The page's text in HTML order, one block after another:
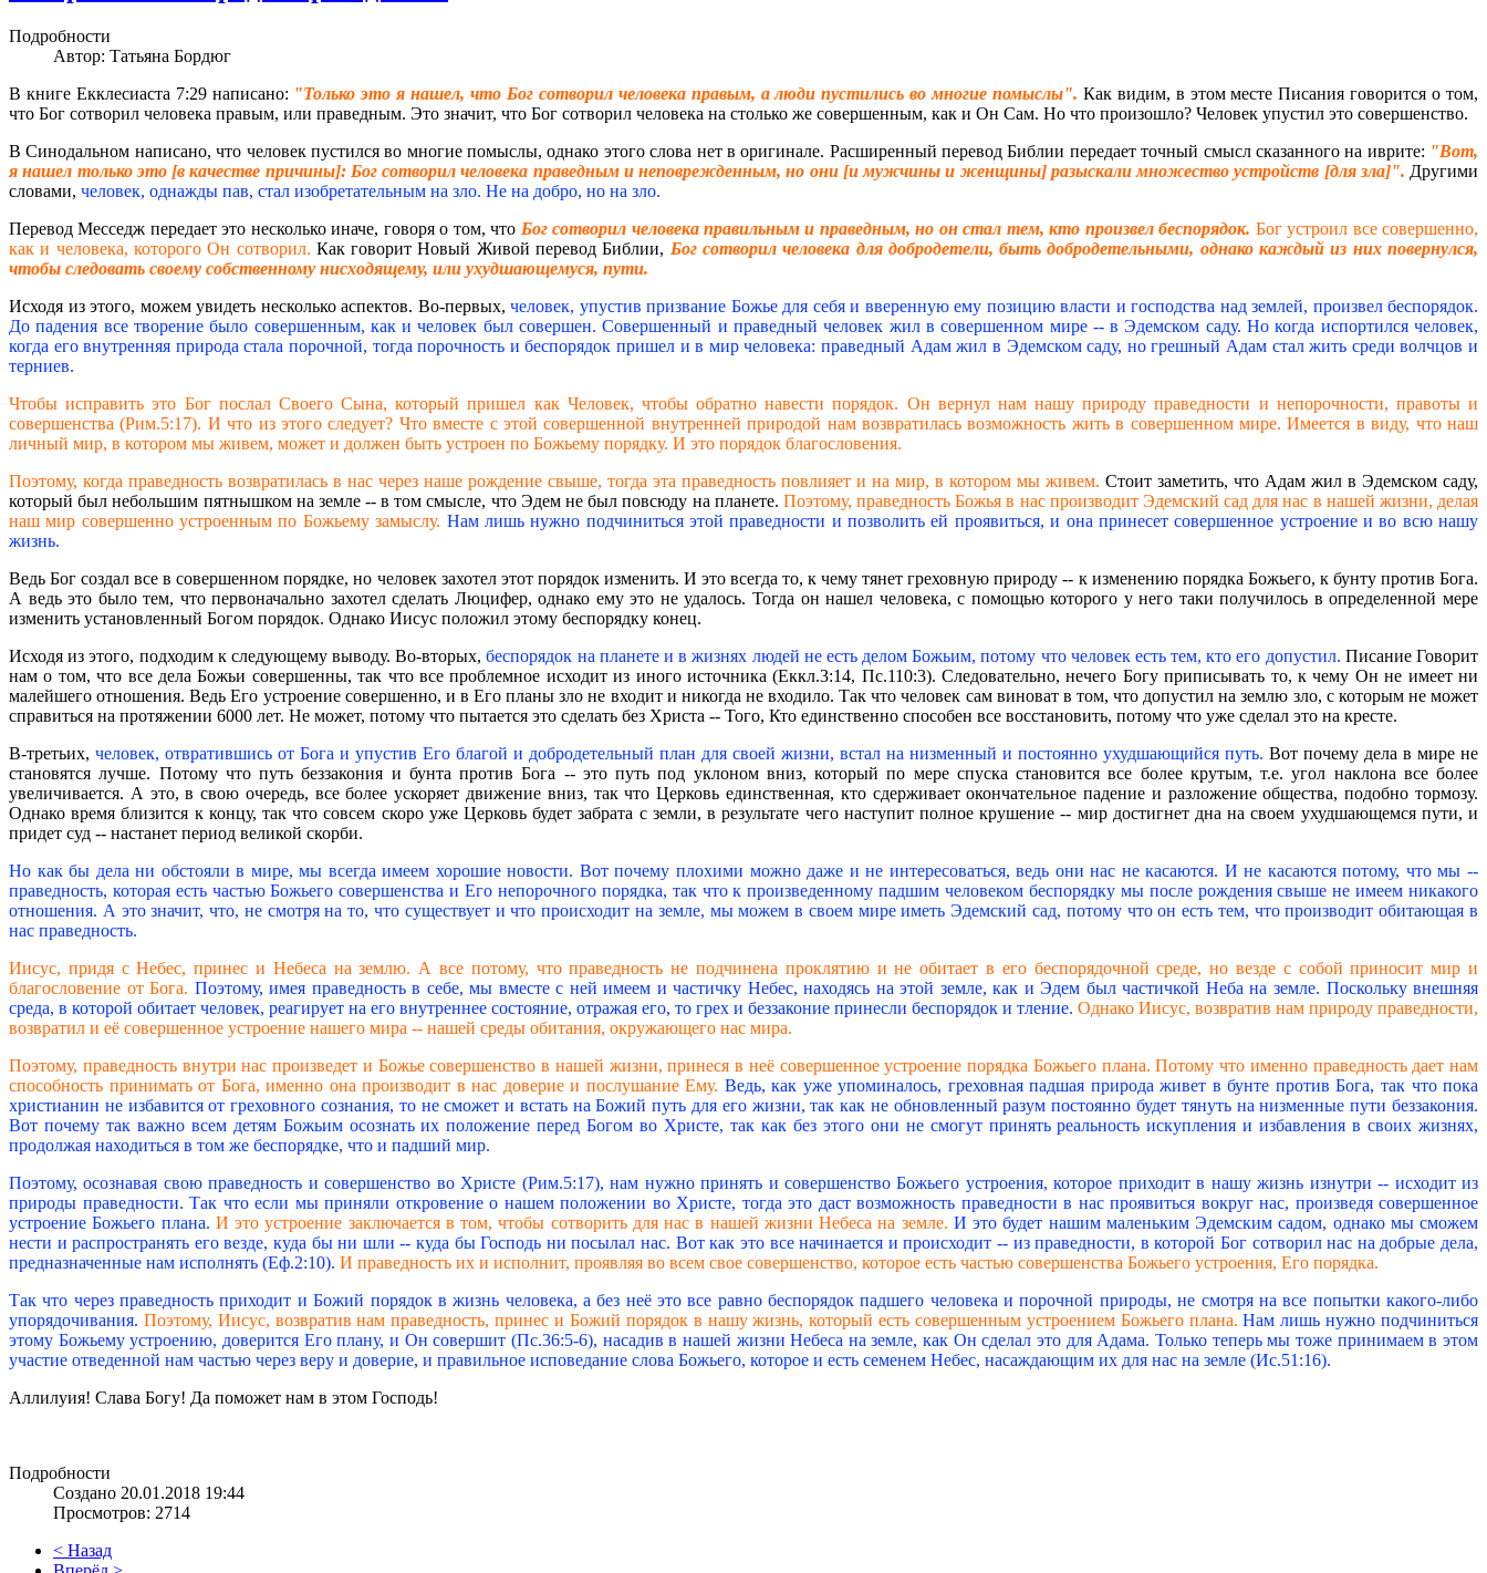
Подробности
Автор: Татьяна Бордюг
В книге Екклесиаста 7:29 написано: "Только это я нашел, что Бог сотворил человека правым, а люди пустились во многие помыслы". Как видим, в этом месте Писания говорится о том,
что Бог сотворил человека правым, или праведным. Это значит, что Бог сотворил человека на столько же совершенным, как и Он Сам. Но что произошло? Человек упустил это совершенство.
В Синодальном написано, что человек пустился во многие помыслы, однако этого слова нет в оригинале. Расширенный перевод Библии передает точный смысл сказанного на иврите: "Вот,
я нашел только это [в качестве причины]: Бог сотворил человека праведным и неповрежденным, но они [и мужчины и женщины] разыскали множество устройств [для зла]". Другими
словами, человек, однажды пав, стал изобретательным на зло. Не на добро, но на зло.
Перевод Месседж передает это несколько иначе, говоря о том, что Бог сотворил человека правильным и праведным, но он стал тем, кто произвел беспорядок. Бог устроил все совершенно,
как и человека, которого Он сотворил. Как говорит Новый Живой перевод Библии, Бог сотворил человека для добродетели, быть добродетельными, однако каждый из них повернулся,
чтобы следовать своему собственному нисходящему, или ухудшающемуся, пути.
Исходя из этого, можем увидеть несколько аспектов. Во-первых, человек, упустив призвание Божье для себя и вверенную ему позицию власти и господства над землей, произвел беспорядок.
До падения все творение было совершенным, как и человек был совершен. Совершенный и праведный человек жил в совершенном мире -- в Эдемском саду. Но когда испортился человек,
когда его внутренняя природа стала порочной, тогда порочность и беспорядок пришел и в мир человека: праведный Адам жил в Эдемском саду, но грешный Адам стал жить среди волчцов и
терниев.
Чтобы исправить это Бог послал Своего Сына, который пришел как Человек, чтобы обратно навести порядок. Он вернул нам нашу природу праведности и непорочности, правоты и
совершенства (Рим.5:17). И что из этого следует? Что вместе с этой совершенной внутренней природой нам возвратилась возможность жить в совершенном мире. Имеется в виду, что наш
личный мир, в котором мы живем, может и должен быть устроен по Божьему порядку. И это порядок благословения.
Поэтому, когда праведность возвратилась в нас через наше рождение свыше, тогда эта праведность повлияет и на мир, в котором мы живем. Стоит заметить, что Адам жил в Эдемском саду,
который был небольшим пятнышком на земле -- в том смысле, что Эдем не был повсюду на планете. Поэтому, праведность Божья в нас производит Эдемский сад для нас в нашей жизни, делая
наш мир совершенно устроенным по Божьему замыслу. Нам лишь нужно подчиниться этой праведности и позволить ей проявиться, и она принесет совершенное устроение и во всю нашу
жизнь.
Ведь Бог создал все в совершенном порядке, но человек захотел этот порядок изменить. И это всегда то, к чему тянет греховную природу -- к изменению порядка Божьего, к бунту против Бога.
А ведь это было тем, что первоначально захотел сделать Люцифер, однако ему это не удалось. Тогда он нашел человека, с помощью которого у него таки получилось в определенной мере
изменить установленный Богом порядок. Однако Иисус положил этому беспорядку конец.
Исходя из этого, подходим к следующему выводу. Во-вторых,беспорядок на планете и в жизнях людей не есть делом Божьим, потому что человек есть тем, кто его допустил. Писание Говорит
нам о том, что все дела Божьи совершенны, так что все проблемное исходит из иного источника (Еккл.3:14, Пс.110:3). Следовательно, нечего Богу приписывать то, к чему Он не имеет ни
малейшего отношения. Ведь Его устроение совершенно, и в Его планы зло не входит и никогда не входило. Так что человек сам виноват в том, что допустил на землю зло, с которым не может
справиться на протяжении 6000 лет. Не может, потому что пытается это сделать без Христа -- Того, Кто единственно способен все восстановить, потому что уже сделал это на кресте.
В-третьих, человек, отвратившись от Бога и упустив Его благой и добродетельный план для своей жизни, встал на низменный и постоянно ухудшающийся путь. Вот почему дела в мире не
становятся лучше. Потому что путь беззакония и бунта против Бога -- это путь под уклоном вниз, который по мере спуска становится все более крутым, т.е. угол наклона все более
увеличивается. А это, в свою очередь, все более ускоряет движение вниз, так что Церковь единственная, кто сдерживает окончательное падение и разложение общества, подобно тормозу.
Однако время близится к концу, так что совсем скоро уже Церковь будет забрата с земли, в результате чего наступит полное крушение -- мир достигнет дна на своем ухудшающемся пути, и
придет суд -- настанет период великой скорби.
Но как бы дела ни обстояли в мире, мы всегда имеем хорошие новости. Вот почему плохими можно даже и не интересоваться, ведь они нас не касаются. И не касаются потому, что мы --
праведность, которая есть частью Божьего совершенства и Его непорочного порядка, так что к произведенному падшим человеком беспорядку мы после рождения свыше не имеем никакого
отношения. А это значит, что, не смотря на то, что существует и что происходит на земле, мы можем в своем мире иметь Эдемский сад, потому что он есть тем, что производит обитающая в
нас праведность.
Иисус, придя с Небес, принес и Небеса на землю. А все потому, что праведность не подчинена проклятию и не обитает в его беспорядочной среде, но везде с собой приносит мир и
благословение от Бога. Поэтому, имея праведность в себе, мы вместе с ней имеем и частичку Небес, находясь на этой земле, как и Эдем был частичкой Неба на земле. Поскольку внешняя
среда, в которой обитает человек, реагирует на его внутреннее состояние, отражая его, то грех и беззаконие принесли беспорядок и тление. Однако Иисус, возвратив нам природу праведности,
возвратил и её совершенное устроение нашего мира -- нашей среды обитания, окружающего нас мира.
Поэтому, праведность внутри нас произведет и Божье совершенство в нашей жизни, принеся в неё совершенное устроение порядка Божьего плана. Потому что именно праведность дает нам
способность принимать от Бога, именно она производит в нас доверие и послушание Ему. Ведь, как уже упоминалось, греховная падшая природа живет в бунте против Бога, так что пока
христианин не избавится от греховного сознания, то не сможет и встать на Божий путь для его жизни, так как не обновленный разум постоянно будет тянуть на низменные пути беззакония.
Вот почему так важно всем детям Божьим осознать их положение перед Богом во Христе, так как без этого они не смогут принять реальность искупления и избавления в своих жизнях,
продолжая находиться в том же беспорядке, что и падший мир.
Поэтому, осознавая свою праведность и совершенство во Христе (Рим.5:17), нам нужно принять и совершенство Божьего устроения, которое приходит в нашу жизнь изнутри -- исходит из
природы праведности. Так что если мы приняли откровение о нашем положении во Христе, тогда это даст возможность праведности в нас проявиться вокруг нас, произведя совершенное
устроение Божьего плана. И это устроение заключается в том, чтобы сотворить для нас в нашей жизни Небеса на земле. И это будет нашим маленьким Эдемским садом, однако мы сможем
нести и распространять его везде, куда бы ни шли -- куда бы Господь ни посылал нас. Вот как это все начинается и происходит -- из праведности, в которой Бог сотворил нас на добрые дела,
предназначенные нам исполнять (Еф.2:10). И праведность их и исполнит, проявляя во всем свое совершенство, которое есть частью совершенства Божьего устроения, Его порядка.
Так что через праведность приходит и Божий порядок в жизнь человека, а без неё это все равно беспорядок падшего человека и порочной природы, не смотря на все попытки какого-либо
упорядочивания. Поэтому, Иисус, возвратив нам праведность, принес и Божий порядок в нашу жизнь, который есть совершенным устроением Божьего плана. Нам лишь нужно подчиниться
этому Божьему устроению, доверится Его плану, и Он совершит (Пс.36:5-6), насадив в нашей жизни Небеса на земле, как Он сделал это для Адама. Только теперь мы тоже принимаем в этом
участие отведенной нам частью через веру и доверие, и правильное исповедание слова Божьего, которое и есть семенем Небес, насаждающим их для нас на земле (Ис.51:16).
Аллилуия! Слава Богу! Да поможет нам в этом Господь!
Подробности
Создано 20.01.2018 19:44
Просмотров: 2714
< Назад